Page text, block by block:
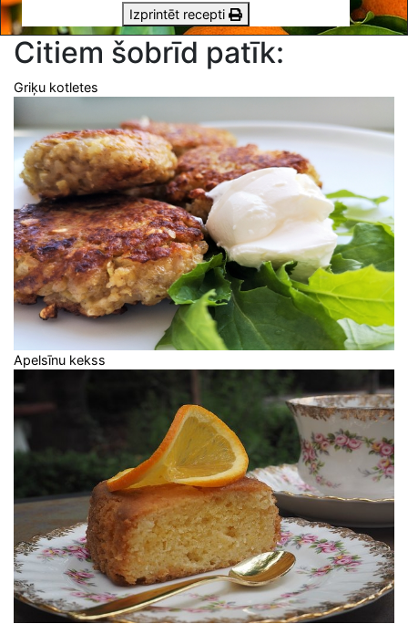
Izprintēt recepti
Citiem šobrīd patīk:
Griķu kotletes
Apelsīnu kekss